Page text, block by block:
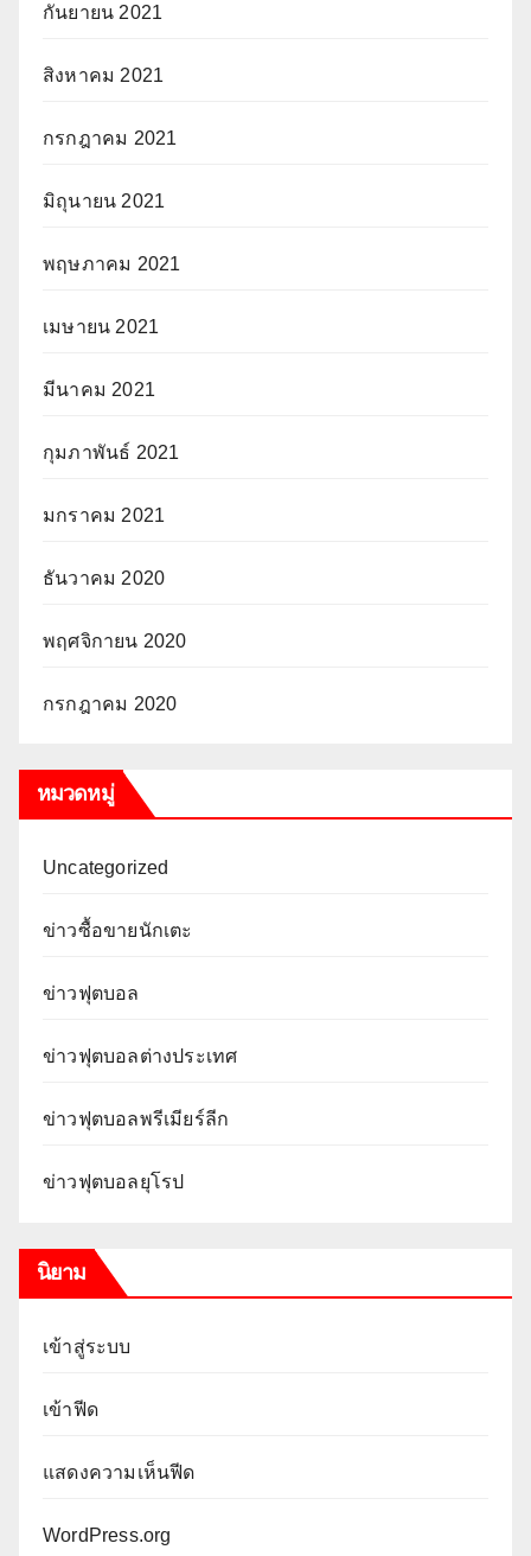
กันยายน 2021
สิงหาคม 2021
กรกฎาคม 2021
มิถุนายน 2021
พฤษภาคม 2021
เมษายน 2021
มีนาคม 2021
กุมภาพันธ์ 2021
มกราคม 2021
ธันวาคม 2020
พฤศจิกายน 2020
กรกฎาคม 2020
หมวดหมู่
Uncategorized
ข่าวซื้อขายนักเตะ
ข่าวฟุตบอล
ข่าวฟุตบอลต่างประเทศ
ข่าวฟุตบอลพรีเมียร์ลีก
ข่าวฟุตบอลยุโรป
นิยาม
เข้าสู่ระบบ
เข้าฟีด
แสดงความเห็นฟีด
WordPress.org